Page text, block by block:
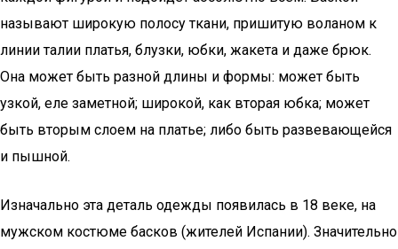
называют широкую полосу ткани, пришитую воланом к
линии талии платья, блузки, юбки, жакета и даже брюк.
Она может быть разной длины и формы: может быть
узкой, еле заметной; широкой, как вторая юбка; может
быть вторым слоем на платье; либо быть развевающейся
и пышной.
Изначально эта деталь одежды появилась в 18 веке, на
мужском костюме басков (жителей Испании). Значительно